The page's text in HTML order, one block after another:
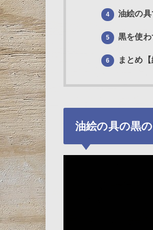
4 油絵の
5 黒を使わ
6 まとめ
油絵の具の黒